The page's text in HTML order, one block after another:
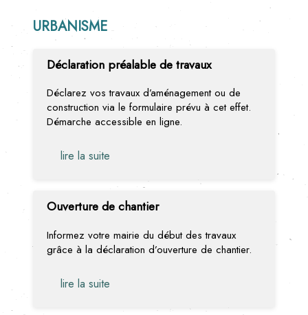
URBANISME
Déclaration préalable de travaux
Déclarez vos travaux d’aménagement ou de
construction via le formulaire prévu à cet effet.
Démarche accessible en ligne.
lire la suite
Ouverture de chantier
Informez votre mairie du début des travaux
grâce à la déclaration d’ouverture de chantier.
lire la suite